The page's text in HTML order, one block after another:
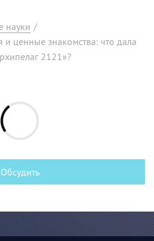
науки /
ценные знакомства: что дала
2121»?
Обсудить